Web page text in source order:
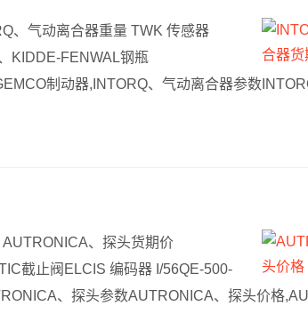
、气动离合器重量 TWK 传感器
KIDDE-FENWAL钢瓶
制动器,INTORQ、气动离合器参数
、探头货期价
截止阀ELCIS 编码器 I/56QE-500-
、探头参数AUTRONICA、探头价格